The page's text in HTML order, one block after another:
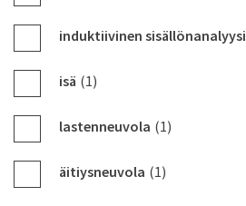
induktiivinen sisällönanalyysi
isä (1)
lastenneuvola (1)
äitiysneuvola (1)